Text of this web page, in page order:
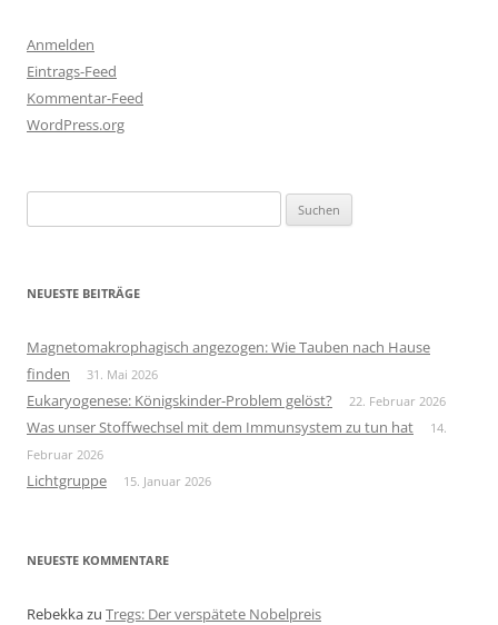
Anmelden
Eintrags-Feed
Kommentar-Feed
WordPress.org
nach:
NEUESTE BEITRÄGE
Magnetomakrophagisch angezogen: Wie Tauben nach Hause
finden
31. Mai 2026
Eukaryogenese: Königskinder-Problem gelöst? 22. Februar 2026
Was unser Stoffwechsel mit dem Immunsystem zu tun hat
14.
Februar 2026
Lichtgruppe 15. Januar 2026
NEUESTE KOMMENTARE
Rebekkazu Tregs: Der verspätete Nobelpreis